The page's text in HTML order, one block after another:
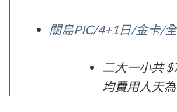
關島PIC/4+1日/金卡/
二大一小共
均費用人天